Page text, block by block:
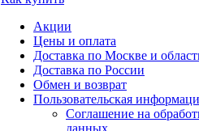
Акции
Цены и оплата
Доставка по Москве и
Доставка по России
Обмен и возврат
Пользовательская
Соглашение на
данных